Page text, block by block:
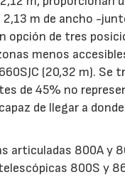
m de ancho -
opción de tres
menos
(20,32 m). Se
de 45% no
de llegar a
articuladas 800A y
800S y